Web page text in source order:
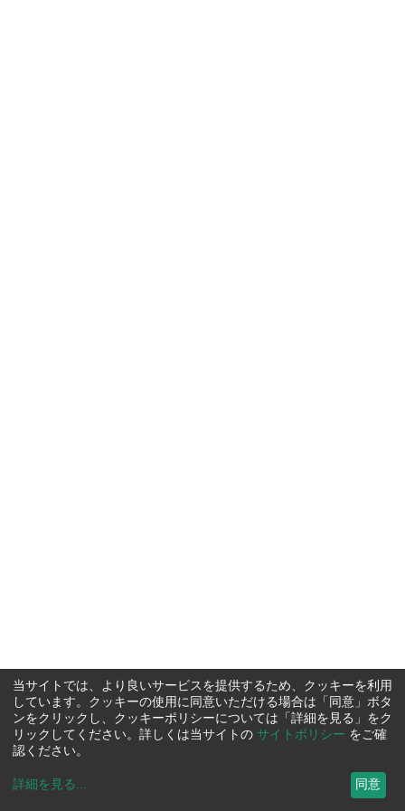
当サイトでは、より良いサービスを提供するため、クッキーを利用
しています。クッキーの使用に同意いただける場合は「同意」ボタ
ンをクリックし、クッキーポリシーについては「詳細を見る」をク
リックしてください。詳しくは当サイトの サイトポリシー をご確
認ください。
詳細を見る ... 同意